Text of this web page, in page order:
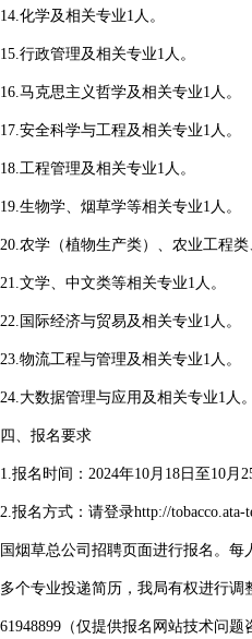
14.化学及相关专业1人。
15.行政管理及相关专业1人。
16.马克思主义哲学及相关专业1人。
17.安全科学与工程及相关专业1人。
18.工程管理及相关专业1人。
19.生物学、烟草学等相关专业1人。
20.农学（植物生产类）、农业工程
21.文学、中文类等相关专业1人。
22.国际经济与贸易及相关专业1人。
23.物流工程与管理及相关专业1人。
24.大数据管理与应用及相关专业1人。
四、报名要求
1.报名时间：2024年10月18日至10月
2.报名方式：请登录http://
国烟草总公司招聘页面进行报名。
多个专业投递简历，我局有权进行调
61948899（仅提供报名网站技术问